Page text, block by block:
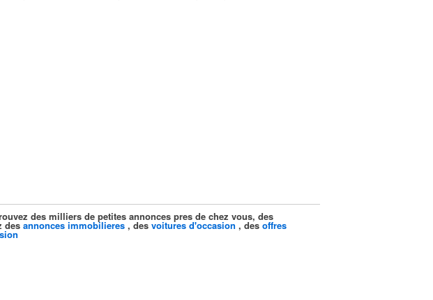
des milliers de petites annonces pres de chez vous, des
des annonces immobilieres , des voitures d'occasion , des offres